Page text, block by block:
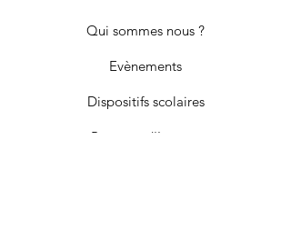
Qui sommes nous ?
Evènements
Dispositifs scolaires
Passeurs d'Images